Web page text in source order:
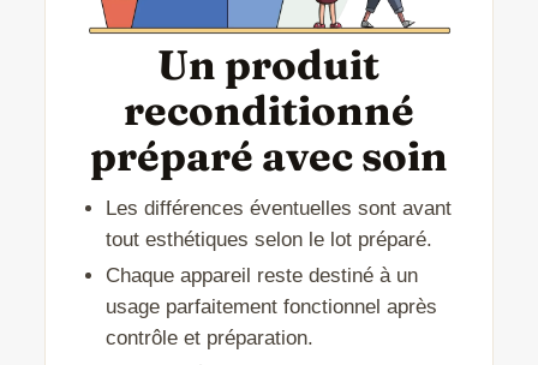
Un produit
reconditionné
préparé avec soin
Les différences éventuelles sont avant
tout esthétiques selon le lot préparé.
Chaque appareil reste destiné à un
usage parfaitement fonctionnel après
contrôle et préparation.